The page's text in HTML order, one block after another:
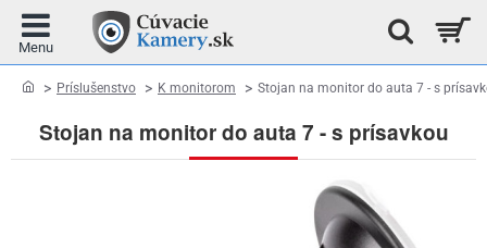
Stojan na monitor do auta 7 - s prísavkou
homePríslušenstvo K monitorom Stojan na monitor do auta 7 - s